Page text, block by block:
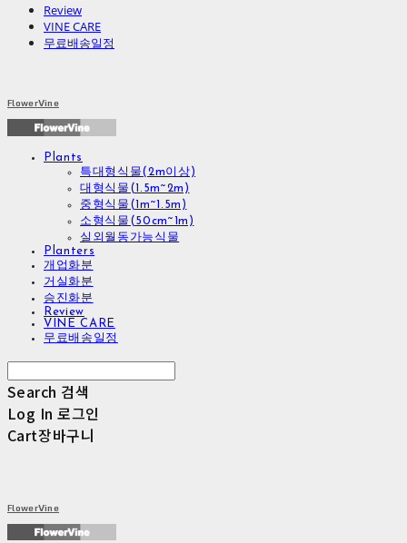
Review
VINE CARE
무료배송일정
FlowerVine
Plants
특대형식물(2m이상)
대형식물(1.5m~2m)
중형식물(1m~1.5m)
소형식물(50cm~1m)
실외월동가능식물
Planters
개업화분
거실화분
승진화분
Review
VINE CARE
무료배송일정
Search 검색
Log In 로그인
Cart장바구니
FlowerVine